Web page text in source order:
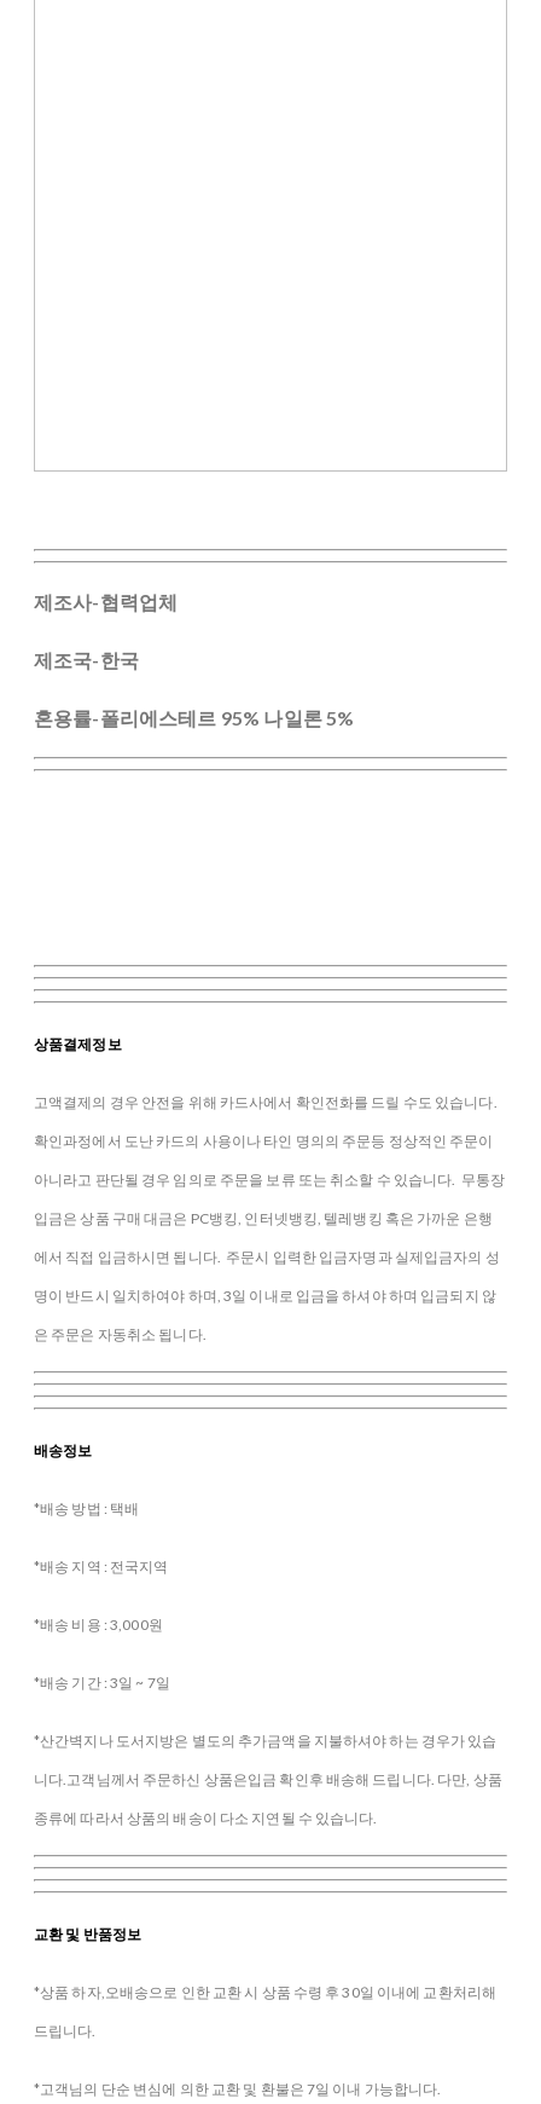
제조사-협력업체
제조국-한국
혼용률-폴리에스테르 95% 나일론 5%
상품결제정보
고액결제의 경우 안전을 위해 카드사에서 확인전화를 드릴 수도 있습니다.
확인과정에서 도난 카드의 사용이나 타인 명의의 주문등 정상적인 주문이
아니라고 판단될 경우 임의로 주문을 보류 또는 취소할 수 있습니다. 무통장
입금은 상품 구매 대금은 PC뱅킹, 인터넷뱅킹, 텔레뱅킹 혹은 가까운 은행
에서 직접 입금하시면 됩니다. 주문시 입력한 입금자명과 실제입금자의 성
명이 반드시 일치하여야 하며, 3일 이내로 입금을 하셔야 하며 입금되지 않
은 주문은 자동취소 됩니다.
배송정보
*배송 방법 : 택배
*배송 지역 : 전국지역
*배송 비용 : 3,000원
*배송 기간 : 3일 ~ 7일
*산간벽지나 도서지방은 별도의 추가금액을 지불하셔야 하는 경우가 있습
니다.고객님께서 주문하신 상품은입금 확인후 배송해 드립니다. 다만, 상품
종류에 따라서 상품의 배송이 다소 지연될 수 있습니다.
교환 및 반품정보
*상품 하자,오배송으로 인한 교환 시 상품 수령 후 30일 이내에 교환처리해
드립니다.
*고객님의 단순 변심에 의한 교환 및 환불은 7일 이내 가능합니다.